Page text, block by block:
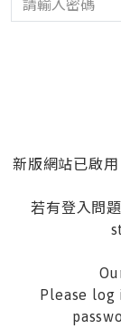
新版網站已啟
若有登入問
Please log